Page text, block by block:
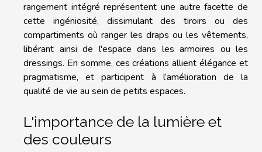
rangement intégré représentent une autre facette de
cette ingéniosité, dissimulant des tiroirs ou des
compartiments où ranger les draps ou les vêtements,
libérant ainsi de l'espace dans les armoires ou les
dressings. En somme, ces créations allient élégance et
pragmatisme, et participent à l’amélioration de la
qualité de vie au sein de petits espaces.
L'importance de la lumière et
des couleurs